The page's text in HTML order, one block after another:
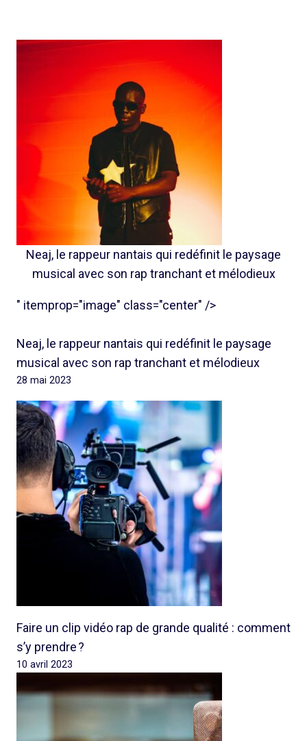
Neaj, le rappeur nantais qui redéfinit le paysage
musical avec son rap tranchant et mélodieux
" itemprop="image" class="center" />
Neaj, le rappeur nantais qui redéfinit le paysage
musical avec son rap tranchant et mélodieux
28 mai 2023
Faire un clip vidéo rap de grande qualité : comment
s’y prendre ?
10 avril 2023